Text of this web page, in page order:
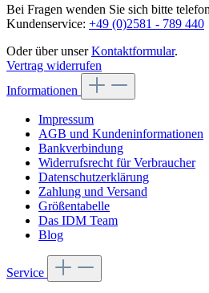
Bei Fragen wenden Sie sich bitte
Kundenservice: +49 (0)2581 - 789 440
Oder über unserKontaktformular.
Vertrag widerrufen
Informationen
Impressum
AGB und Kundeninformationen
Bankverbindung
Widerrufsrecht für Verbraucher
Datenschutzerklärung
Zahlung und Versand
Größentabelle
Das IDM Team
Blog
Service